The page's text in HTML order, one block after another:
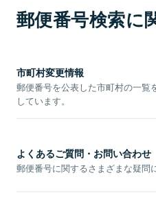
郵便番号検索に
市町村変更情報
郵便番号を公表した市町村の一覧
しています。
よくあるご質問・お問い合わせ
郵便番号に関するさまざまな疑問